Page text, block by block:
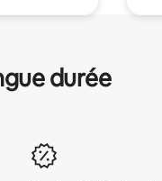
durée